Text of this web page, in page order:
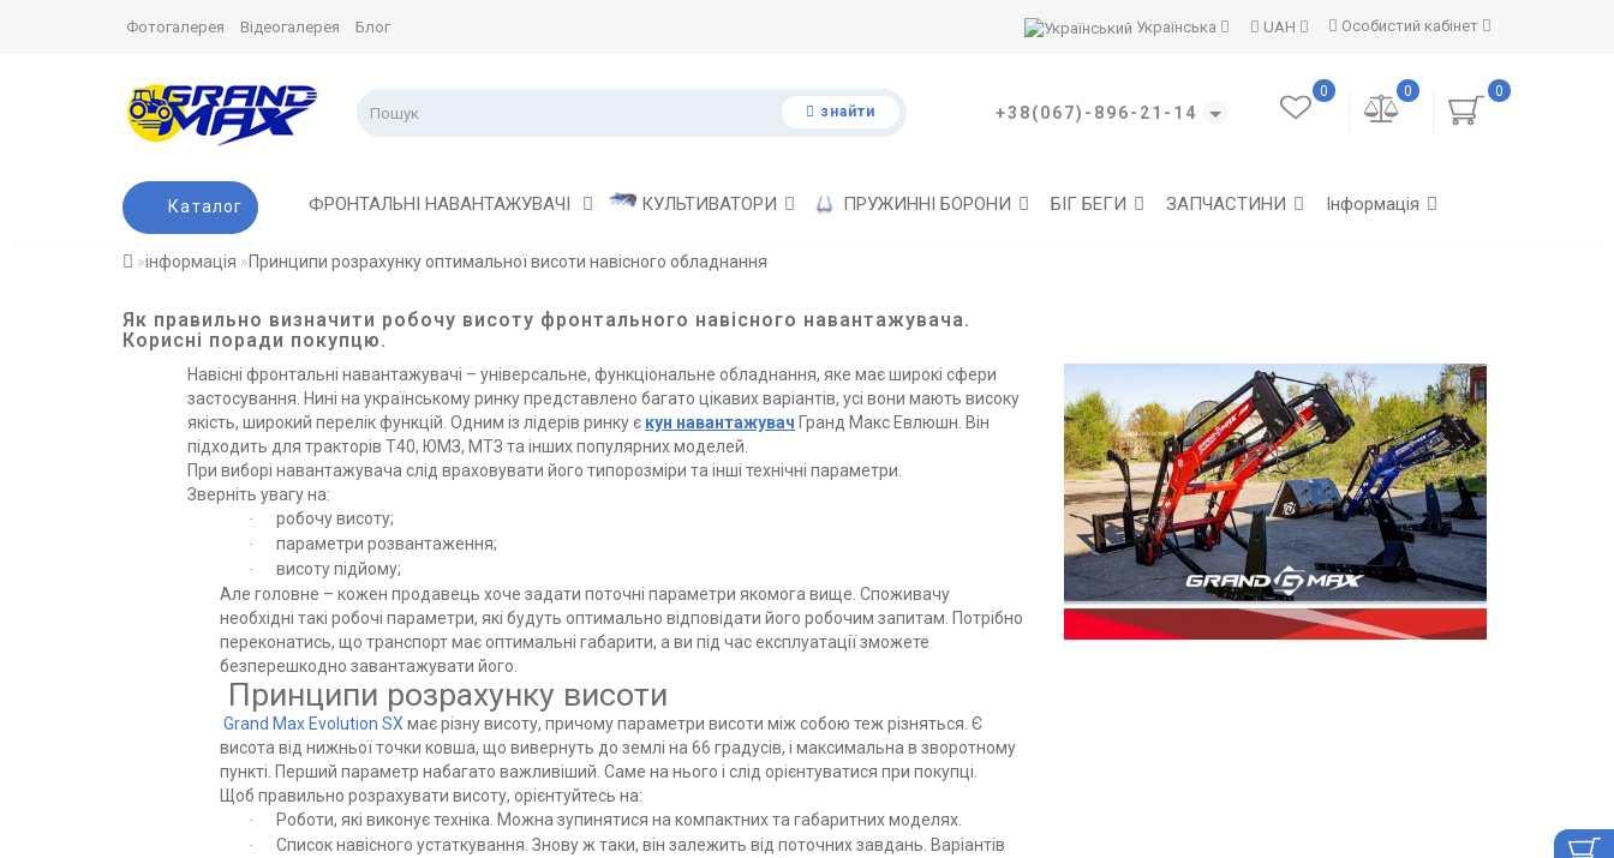
Особистий кабінет
UAH
Українська
Фотогалерея Відеогалерея Блог
знайти +38(067)-896-21-14
0
0
0
Каталог ФРОНТАЛЬНІ НАВАНТАЖУВАЧІ КУЛЬТИВАТОРИ ПРУЖИННІ БОРОНИ БІГ БЕГИ ЗАПЧАСТИНИ Інформація
інформація Принципи розрахунку оптимальної висоти навісного обладнання
Як правильно визначити робочу висоту фронтального навісного навантажувача.
Корисні поради покупцю.
Навісні фронтальні навантажувачі – універсальне, функціональне обладнання, яке має широкі сфери
застосування. Нині на українському ринку представлено багато цікавих варіантів, усі вони мають високу
якість, широкий перелік функцій. Одним із лідерів ринку є кун навантажувач Гранд Макс Евлюшн. Він
підходить для тракторів Т40, ЮМЗ, МТЗ та інших популярних моделей.
При виборі навантажувача слід враховувати його типорозміри та інші технічні параметри.
Зверніть увагу на:
· робочу висоту;
· параметри розвантаження;
·
висоту підйому;
Але головне – кожен продавець хоче задати поточні параметри якомога вище. Споживачу
необхідні такі робочі параметри, які будуть оптимально відповідати його робочим запитам. Потрібно
переконатись, що транспорт має оптимальні габарити, а ви під час експлуатації зможете
безперешкодно завантажувати його.
Принципи розрахунку висоти
Grand Max Evolution SX має різну висоту, причому параметри висоти між собою теж різняться. Є
висота від нижньої точки ковша, що вивернуть до землі на 66 градусів, і максимальна в зворотному
пункті. Перший параметр набагато важливіший. Саме на нього і слід орієнтуватися при покупці.
Щоб правильно розрахувати висоту, орієнтуйтесь на:
· Роботи, які виконує техніка. Можна зупинятися на компактних та габаритних моделях.
·
Список навісного устаткування. Знову ж таки, він залежить від поточних завдань. Варіантів